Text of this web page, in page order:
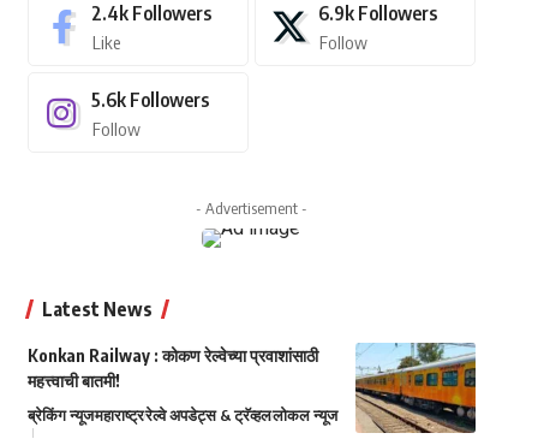
2.4k Followers
Like
6.9k Followers
Follow
5.6k Followers
Follow
- Advertisement -
Latest News
Konkan Railway : कोकण रेल्वेच्या प्रवाशांसाठी
महत्त्वाची बातमी!
ब्रेकिंग न्यूजमहाराष्ट्ररेल्वे अपडेट्स & ट्रॅव्हललोकल न्यूज